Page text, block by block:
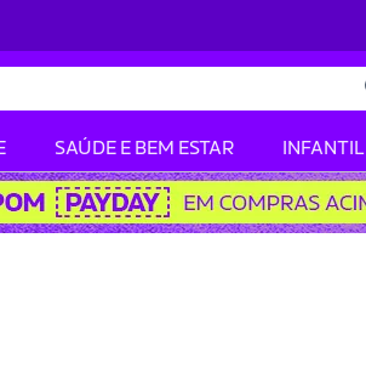
SAÚDE E BEM ESTAR INFANTIL